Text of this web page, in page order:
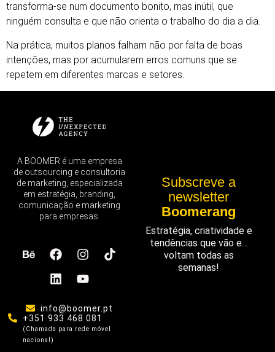
transforma-se num documento bonito, mas inútil, que
ninguém consulta e que não orienta o trabalho do dia a dia.
Na prática, muitos planos falham não por falta de boas
intenções, mas por acumularem erros comuns que se
repetem em diferentes marcas e setores.
A BOOMER é uma empresa
de outsourcing e consultoria
de marketing, especializada
em estratégia, branding,
comunicação e marketing
para empresas.
info@boomer.pt
+351 933 468 081
(Chamada para rede móvel
nacional)
Subscreve a
newsletter
Boomerang
Estratégia, criatividade e
tendências que vão e…
voltam todas as
semanas!